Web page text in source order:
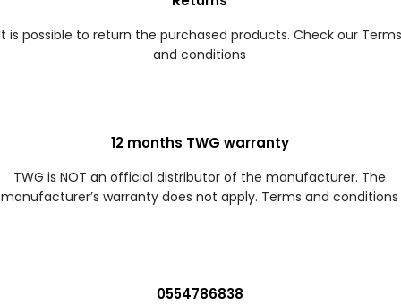
is possible to return the purchased products. Check our Terms
and conditions
12 months TWG warranty
TWG is NOT an official distributor of the manufacturer. The
manufacturer’s warranty does not apply. Terms and conditions
0554786838